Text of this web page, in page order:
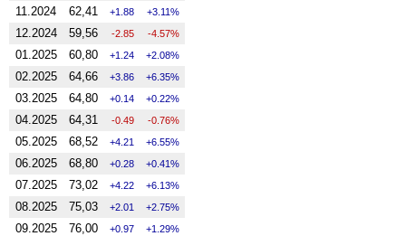
11.2024 62,41 1.88 3.11%
12.2024 59,56 -2.85 -4.57%
01.2025 60,80 1.24 2.08%
02.2025 64,66 3.86 6.35%
03.2025 64,80 0.14 0.22%
04.2025 64,31 -0.49 -0.76%
05.2025 68,52 4.21 6.55%
06.2025 68,80 0.28 0.41%
07.2025 73,02 4.22 6.13%
08.2025 75,03 2.01 2.75%
09.2025 76,00 0.97 1.29%